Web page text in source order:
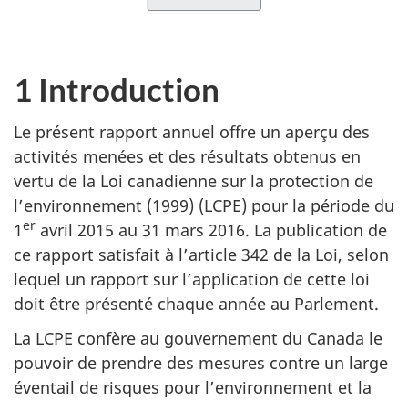
1 Introduction
Le présent rapport annuel offre un aperçu des
activités menées et des résultats obtenus en
vertu de la Loi canadienne sur la protection de
l’environnement (1999) (LCPE) pour la période du
1er avril 2015 au 31 mars 2016. La publication de
ce rapport satisfait à l’article 342 de la Loi, selon
lequel un rapport sur l’application de cette loi
doit être présenté chaque année au Parlement.
La LCPE confère au gouvernement du Canada le
pouvoir de prendre des mesures contre un large
éventail de risques pour l’environnement et la